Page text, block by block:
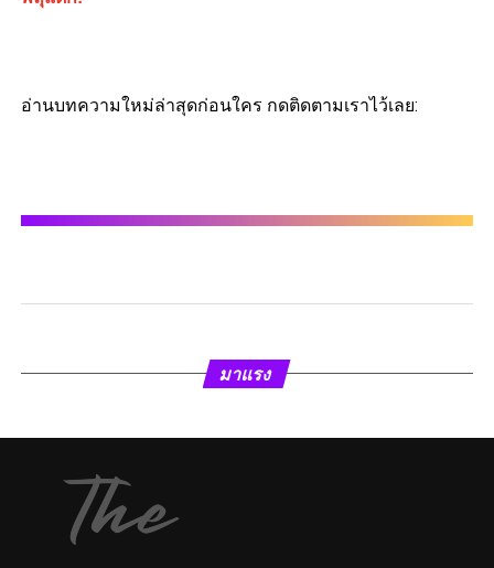
อ่านบทความใหม่ล่าสุดก่อนใคร กดติดตามเราไว้เลย:
มาแรง